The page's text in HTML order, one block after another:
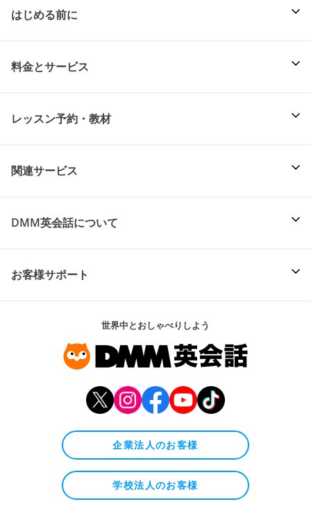
はじめる前に
料金とサービス
レッスン予約・教材
関連サービス
DMM英会話について
お客様サポート
世界中とおしゃべりしよう
企業法人のお客様
学校法人のお客様